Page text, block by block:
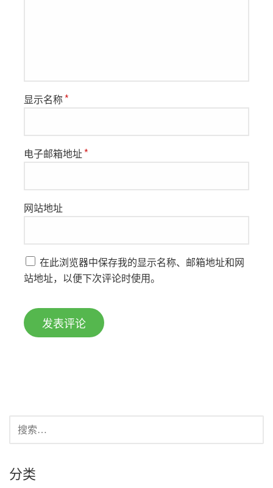
显示名称*
电子邮箱地址*
网站地址
在此浏览器中保存我的显示名称、邮箱地址和网
站地址，以便下次评论时使用。
索：
分类